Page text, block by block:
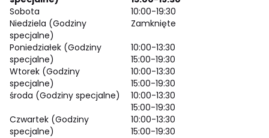
Sobota
10:00-19:30
Niedziela (Godziny
specjalne)
Zamknięte
Poniedziałek (Godziny
specjalne)
10:00-13:30
15:00-19:30
Wtorek (Godziny
specjalne)
10:00-13:30
15:00-19:30
środa (Godziny specjalne)
10:00-13:30
15:00-19:30
Czwartek (Godziny
specjalne)
10:00-13:30
15:00-19:30